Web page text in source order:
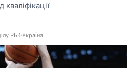
РБК-Україна